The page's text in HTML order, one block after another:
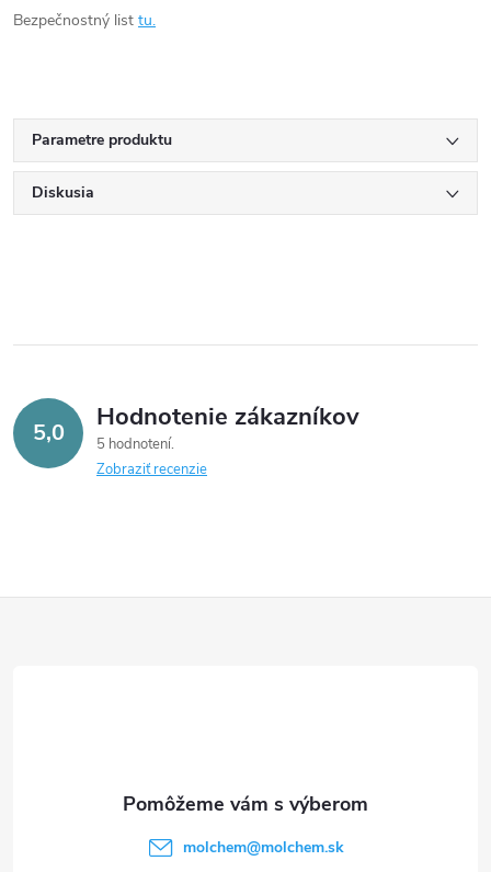
Bezpečnostný list tu.
Parametre produktu
Diskusia
5,0 Hodnotenie zákazníkov
5 hodnotení
Zobraziť recenzie
molchem@molchem.sk